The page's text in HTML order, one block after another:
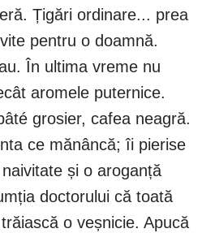
Țigări ordinare... prea
pentru o doamnă.
În ultima vreme nu
aromele puternice.
grosier, cafea neagră.
ce mănâncă; îi pierise
și o aroganță
doctorului că toată
o veșnicie. Apucă